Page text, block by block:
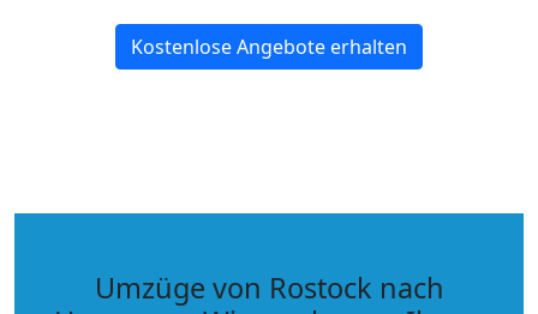
Kostenlose Angebote erhalten
Umzüge von Rostock nach